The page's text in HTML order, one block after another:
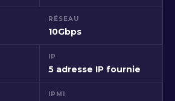
RÉSEAU
10Gbps
IP
5 adresse IP fournie
IPMI